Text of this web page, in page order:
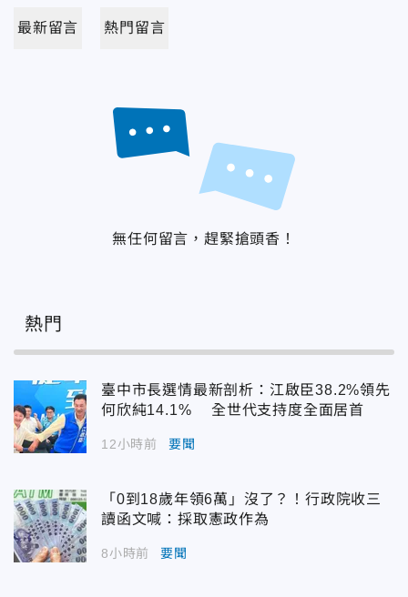
最新留言 熱門留言
無任何留言，趕緊搶頭香！
熱門
臺中市長選情最新剖析：江啟臣38.2%領先
何欣純14.1% 全世代支持度全面居首
12小時前 要聞
「0到18歲年領6萬」沒了？！行政院收三
讀函文喊：採取憲政作為
8小時前 要聞